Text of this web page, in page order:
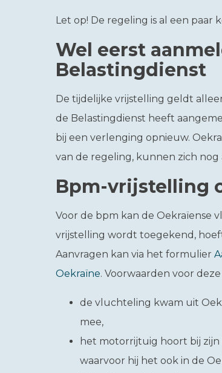
Let op! De regeling is al een paar
Wel eerst
Belastingdienst
De tijdelijke vrijstelling geldt
de Belastingdienst heeft
bij een verlenging opnieuw.
van de regeling, kunnen zich
Bpm-vrijstelling
Voor de bpm kan de Oekraïense
vrijstelling wordt toegekend,
Aanvragen kan via het formulier
Oekraïne. Voorwaarden voor
de vluchteling kwam uit
mee,
het motorrijtuig hoort bij
waarvoor hij het ook in de